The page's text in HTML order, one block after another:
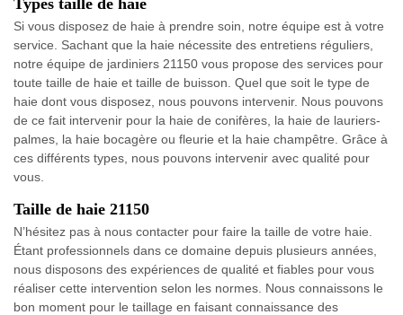
Si vous disposez de haie à prendre soin, notre équipe est à votre
service. Sachant que la haie nécessite des entretiens réguliers,
notre équipe de jardiniers 21150 vous propose des services pour
toute taille de haie et taille de buisson. Quel que soit le type de
haie dont vous disposez, nous pouvons intervenir. Nous pouvons
de ce fait intervenir pour la haie de conifères, la haie de lauriers-
palmes, la haie bocagère ou fleurie et la haie champêtre. Grâce à
ces différents types, nous pouvons intervenir avec qualité pour
vous.
Taille de haie 21150
N’hésitez pas à nous contacter pour faire la taille de votre haie.
Étant professionnels dans ce domaine depuis plusieurs années,
nous disposons des expériences de qualité et fiables pour vous
réaliser cette intervention selon les normes. Nous connaissons le
bon moment pour le taillage en faisant connaissance des